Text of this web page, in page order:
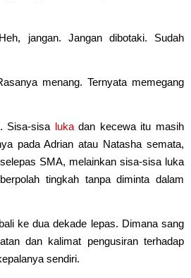
jangan. Jangan dibotaki. Sudah
menang. Ternyata memegang
Sisa-sisa lukadan kecewa itu masih
pada Adrian atau Natasha semata,
SMA, melainkan sisa-sisa luka
tingkah tanpa diminta dalam
ke dua dekade lepas. Dimana sang
dan kalimat pengusiran terhadap
sendiri.